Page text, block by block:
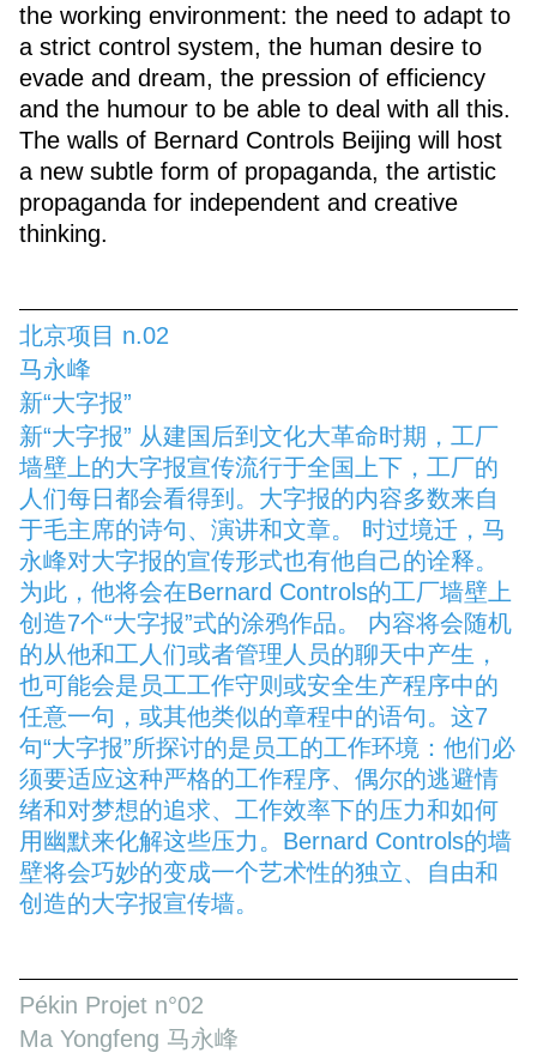
the working environment: the need to adapt to
a strict control system, the human desire to
evade and dream, the pression of efficiency
and the humour to be able to deal with all this.
The walls of Bernard Controls Beijing will host
a new subtle form of propaganda, the artistic
propaganda for independent and creative
thinking.
北京项目 n.02
马永峰
新“大字报”
新“大字报” 从建国后到文化大革命时期，工厂
墙壁上的大字报宣传流行于全国上下，工厂的
人们每日都会看得到。大字报的内容多数来自
于毛主席的诗句、演讲和文章。 时过境迁，马
永峰对大字报的宣传形式也有他自己的诠释。
为此，他将会在Bernard Controls的工厂墙壁上
创造7个“大字报”式的涂鸦作品。 内容将会随机
的从他和工人们或者管理人员的聊天中产生，
也可能会是员工工作守则或安全生产程序中的
任意一句，或其他类似的章程中的语句。这7
句“大字报”所探讨的是员工的工作环境：他们必
须要适应这种严格的工作程序、偶尔的逃避情
绪和对梦想的追求、工作效率下的压力和如何
用幽默来化解这些压力。Bernard Controls的墙
壁将会巧妙的变成一个艺术性的独立、自由和
创造的大字报宣传墙。
Pékin Projet n°02
Ma Yongfeng 马永峰